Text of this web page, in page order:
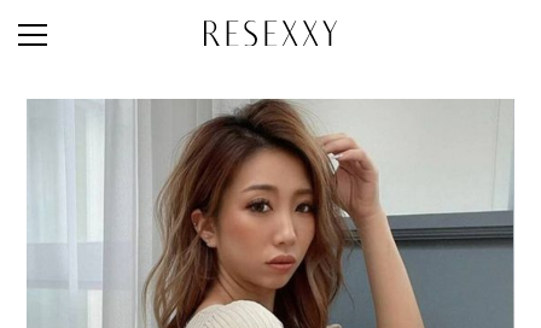
RANKING